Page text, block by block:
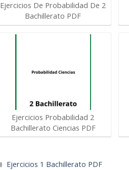
Ejercicios De Probabilidad De 2
Bachillerato PDF
Ejercicios Probabilidad 2
Bachillerato Ciencias PDF
Categorías
Ejercicios 1 Bachillerato PDF